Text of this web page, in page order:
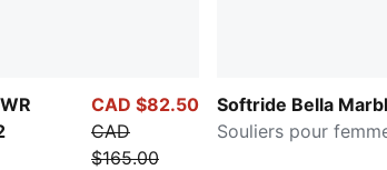
CAD $82.50
CAD
$165.00
Softride Bella
Souliers pour